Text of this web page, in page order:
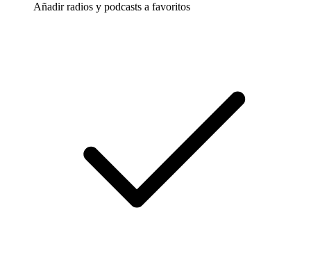
Añadir radios y podcasts a favoritos